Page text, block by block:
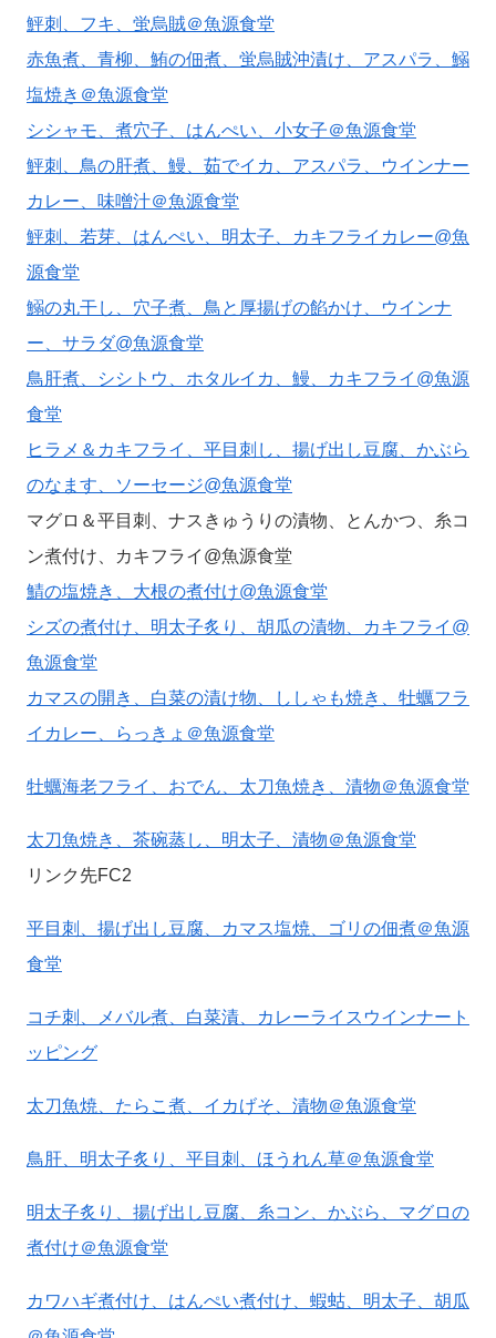
鮃刺、フキ、蛍烏賊＠魚源食堂
赤魚煮、青柳、鮪の佃煮、蛍烏賊沖漬け、アスパラ、鰯
塩焼き＠魚源食堂
シシャモ、煮穴子、はんぺい、小女子＠魚源食堂
鮃刺、鳥の肝煮、鰻、茹でイカ、アスパラ、ウインナー
カレー、味噌汁＠魚源食堂
鮃刺、若芽、はんぺい、明太子、カキフライカレー@魚
源食堂
鰯の丸干し、穴子煮、鳥と厚揚げの餡かけ、ウインナ
ー、サラダ@魚源食堂
鳥肝煮、シシトウ、ホタルイカ、鰻、カキフライ@魚源
食堂
ヒラメ＆カキフライ、平目刺し、揚げ出し豆腐、かぶら
のなます、ソーセージ@魚源食堂
マグロ＆平目刺、ナスきゅうりの漬物、とんかつ、糸コ
ン煮付け、カキフライ@魚源食堂
鯖の塩焼き、大根の煮付け@魚源食堂
シズの煮付け、明太子炙り、胡瓜の漬物、カキフライ@
魚源食堂
カマスの開き、白菜の漬け物、ししゃも焼き、牡蠣フラ
イカレー、らっきょ＠魚源食堂
牡蠣海老フライ、おでん、太刀魚焼き、漬物＠魚源食堂
太刀魚焼き、茶碗蒸し、明太子、漬物＠魚源食堂
リンク先FC2
平目刺、揚げ出し豆腐、カマス塩焼、ゴリの佃煮＠魚源
食堂
コチ刺、メバル煮、白菜漬、カレーライスウインナート
ッピング
太刀魚焼、たらこ煮、イカげそ、漬物＠魚源食堂
鳥肝、明太子炙り、平目刺、ほうれん草＠魚源食堂
明太子炙り、揚げ出し豆腐、糸コン、かぶら、マグロの
煮付け＠魚源食堂
カワハギ煮付け、はんぺい煮付け、蝦蛄、明太子、胡瓜